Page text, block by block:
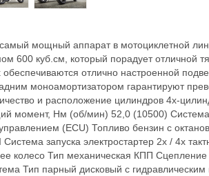
мощный аппарат в мотоциклетной
600 куб.см, который порадует отличной
отлично настроенной
моноамортизатором гарантируют
и расположение цилиндров 4х-
момент, Нм (об/мин) 52,0 (10500)
(ECU) Топливо бензин с
запуска электростартер 2х / 4х
колесо Тип механическая КПП
Тип парный дисковый с